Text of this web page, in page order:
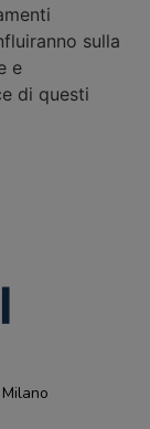
sulla
e
di questi